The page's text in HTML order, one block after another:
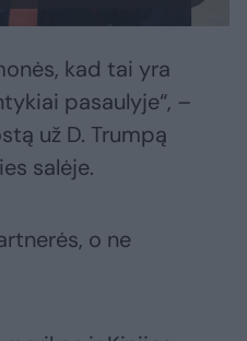
kad tai yra
pasaulyje“, –
už D. Trumpą
salėje.
o ne